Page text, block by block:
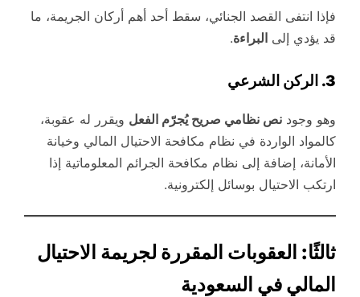
فإذا انتفى القصد الجنائي، سقط أحد أهم أركان الجريمة، ما
قد يؤدي إلى البراءة.
3. الركن الشرعي
وهو وجود نص نظامي صريح يُجرّم الفعل ويقرر له عقوبة،
كالمواد الواردة في نظام مكافحة الاحتيال المالي وخيانة
الأمانة، إضافة إلى نظام مكافحة الجرائم المعلوماتية إذا
ارتكب الاحتيال بوسائل إلكترونية.
ثالثًا: العقوبات المقررة لجريمة الاحتيال
المالي في السعودية